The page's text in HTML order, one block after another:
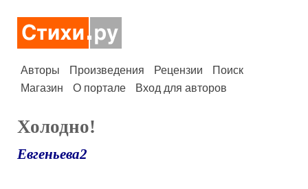
Авторы Произведения Рецензии
Поиск
Магазин
О портале Вход для авторов
Холодно!
Евгеньева2